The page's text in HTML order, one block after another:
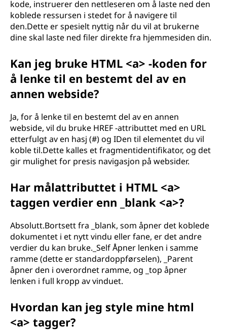
kode, instruerer den nettleseren om å laste ned den
koblede ressursen i stedet for å navigere til
den.Dette er spesielt nyttig når du vil at brukerne
dine skal laste ned filer direkte fra hjemmesiden din.
Kan jeg bruke HTML <a> -koden for
å lenke til en bestemt del av en
annen webside?
Ja, for å lenke til en bestemt del av en annen
webside, vil du bruke HREF -attributtet med en URL
etterfulgt av en hasj (#) og IDen til elementet du vil
koble til.Dette kalles et fragmentidentifikator, og det
gir mulighet for presis navigasjon på websider.
Har målattributtet i HTML <a>
taggen verdier enn _blank <a>?
Absolutt.Bortsett fra _blank, som åpner det koblede
dokumentet i et nytt vindu eller fane, er det andre
verdier du kan bruke._Self Åpner lenken i samme
ramme (dette er standardoppførselen), _Parent
åpner den i overordnet ramme, og _top åpner
lenken i full kropp av vinduet.
Hvordan kan jeg style mine html
<a> tagger?